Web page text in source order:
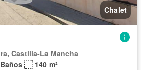
Chalet
Castilla-La Mancha
140 m²